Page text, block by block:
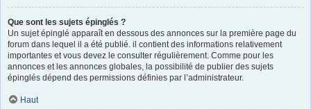
Que sont les sujets épinglés ?
Un sujet épinglé apparaît en dessous des annonces sur la première page du
forum dans lequel il a été publié. il contient des informations relativement
importantes et vous devez le consulter régulièrement. Comme pour les
annonces et les annonces globales, la possibilité de publier des sujets
épinglés dépend des permissions définies par l’administrateur.
Haut